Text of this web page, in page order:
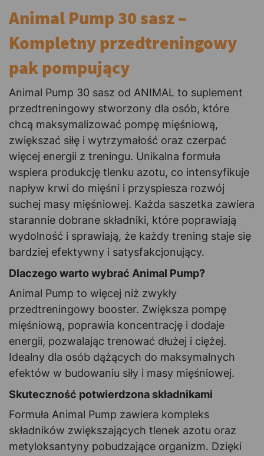
Animal Pump 30 sasz –
Kompletny przedtreningowy
pak pompujący
Animal Pump 30 sasz od ANIMAL to suplement
przedtreningowy stworzony dla osób, które
chcą maksymalizować pompę mięśniową,
zwiększać siłę i wytrzymałość oraz czerpać
więcej energii z treningu. Unikalna formuła
wspiera produkcję tlenku azotu, co intensyfikuje
napływ krwi do mięśni i przyspiesza rozwój
suchej masy mięśniowej. Każda saszetka zawiera
starannie dobrane składniki, które poprawiają
wydolność i sprawiają, że każdy trening staje się
bardziej efektywny i satysfakcjonujący.
Dlaczego warto wybrać Animal Pump?
Animal Pump to więcej niż zwykły
przedtreningowy booster. Zwiększa pompę
mięśniową, poprawia koncentrację i dodaje
energii, pozwalając trenować dłużej i ciężej.
Idealny dla osób dążących do maksymalnych
efektów w budowaniu siły i masy mięśniowej.
Skuteczność potwierdzona składnikami
Formuła Animal Pump zawiera kompleks
składników zwiększających tlenek azotu oraz
metyloksantyny pobudzające organizm. Dzięki